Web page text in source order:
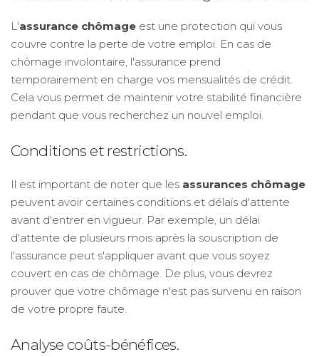
L'assurance chômage est une protection qui vous
couvre contre la perte de votre emploi. En cas de
chômage involontaire, l'assurance prend
temporairement en charge vos mensualités de crédit.
Cela vous permet de maintenir votre stabilité financière
pendant que vous recherchez un nouvel emploi.
Conditions et restrictions.
Il est important de noter que les assurances chômage
peuvent avoir certaines conditions et délais d'attente
avant d'entrer en vigueur. Par exemple, un délai
d'attente de plusieurs mois après la souscription de
l'assurance peut s'appliquer avant que vous soyez
couvert en cas de chômage. De plus, vous devrez
prouver que votre chômage n'est pas survenu en raison
de votre propre faute.
Analyse coûts-bénéfices.